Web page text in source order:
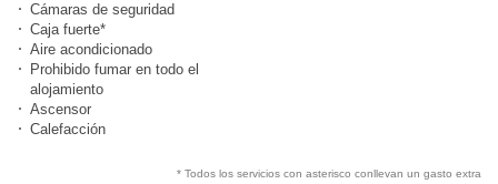
Cámaras de seguridad
Caja fuerte*
Aire acondicionado
Prohibido fumar en todo el
alojamiento
Ascensor
Calefacción
* Todos los servicios con asterisco conllevan un gasto extra